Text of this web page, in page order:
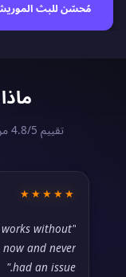
مُحسّن للبث
تقييم 4.8/5 من أكثر من 12,500 مستخدم حول العالم
★★★★★
works without
and never
had an issue."